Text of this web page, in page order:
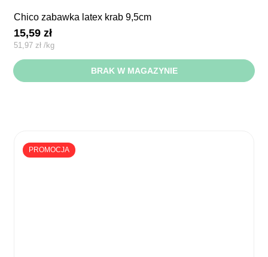
chico zabawka latex krab 9,5cm
15,59zł
51,97zł /kg
BRAK W MAGAZYNIE
PROMOCJA